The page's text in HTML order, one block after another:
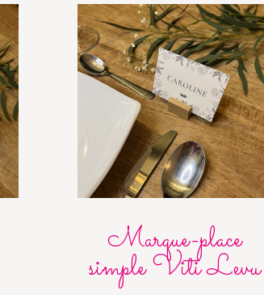
Marque-place
simple Viti Levu